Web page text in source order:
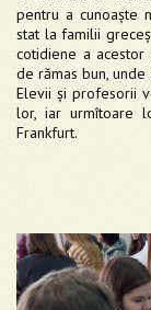
pentru a cunoaște
stat la familii
cotidiene a
de rămas bun,
Elevii și profesorii
lor, iar urmîtoare
Frankfurt.